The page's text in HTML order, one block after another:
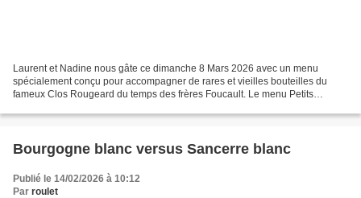
Laurent et Nadine nous gâte ce dimanche 8 Mars 2026 avec un menu
spécialement conçu pour accompagner de rares et vieilles bouteilles du
fameux Clos Rougeard du temps des frères Foucault. Le menu Petits
Bourgogne blanc versus Sancerre blanc
Publié le 14/02/2026 à 10:12
Par roulet